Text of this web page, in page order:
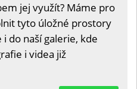
jej využít? Máme pro
tyto úložné prostory
do naší galerie, kde
i videa již